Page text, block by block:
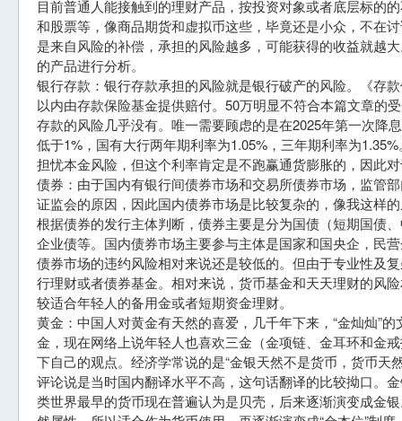
目前普通人能接触到的理财产品，按投资对象或者底层标的
和股票等，像商品期货和虚拟币这些，毕竟还是小众，不在
是来自风险的补偿，承担的风险越多，可能获得的收益就越
的产品进行分析。
银行存款：银行存款承担的风险就是银行破产的风险。《存
以内由存款保险基金提供赔付。50万明显不符合本篇文章的
存款的风险几乎没有。唯一需要顾虑的是在2025年第一次降
低于1%，国有大行两年期利率为1.05%，三年期利率为
担忧本金风险，但这个利率肯定是不跑赢通货膨胀的，因此
债券：由于国内有银行间债券市场和交易所债券市场，监管
证监会的原因，因此国内债券市场是比较复杂的，像我这样
根据债券的发行主体判断，债券主要是分为国债（短期国债
企业债等。国内债券市场主要参与主体是国家和国央企，民
债券市场的违约风险相对来说还是较低的。但由于专业性及
行理财或者债券基金。相对来说，货币基金和天天理财的风
较适合年轻人的备用金或者短期资金理财。
黄金：中国人对黄金有天然的喜爱，几千年下来，“金灿灿”
金，现在网络上说年轻人也喜欢三金（金项链、金耳环和金
下自己的观点。经济学常说的是“金银天然不是货币，货币天
评论说是当时国内翻译水平不高，这句话翻译的比较拗口。
类世界最早的货币现在普遍认为是贝壳，后来逐渐演变成金